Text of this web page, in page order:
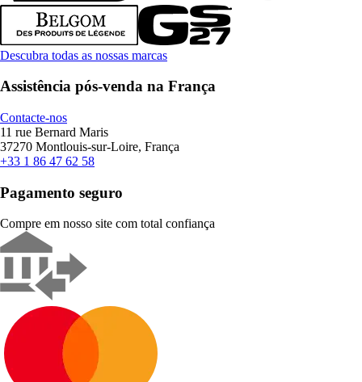
Descubra todas as nossas marcas
Assistência pós-venda na França
Contacte-nos
11 rue Bernard Maris
37270 Montlouis-sur-Loire, França
+33 1 86 47 62 58
Pagamento seguro
Compre em nosso site com total confiança